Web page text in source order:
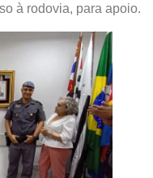
à rodovia, para apoio.